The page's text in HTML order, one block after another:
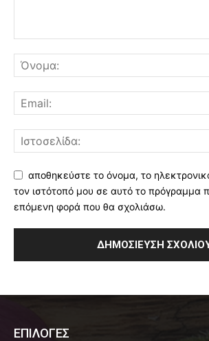
αποθηκεύστε το όνομα, το
τον ιστότοπό μου σε αυτό το πρόγραμμα
επόμενη φορά που θα σχολιάσω.
ΕΠΙΛΟΓΕΣ